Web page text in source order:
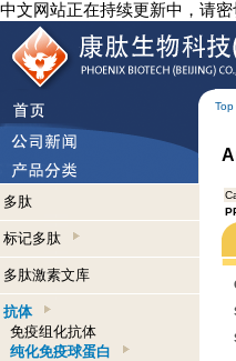
中文网站正在持续更新中，请
Top
多肽
标记多肽
多肽激素文库
抗体
免疫组化抗体
纯化免疫球蛋白